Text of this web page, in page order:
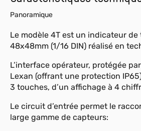
Panoramique
Le modèle 4T est un indicateur
48x48mm (1/16 DIN) réalisé en
L’interface opérateur, protégée
Lexan (offrant une protection
3 touches, d’un affichage à 4
Le circuit d’entrée permet le
large gamme de capteurs: